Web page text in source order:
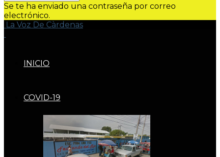
Se te ha enviado una contraseña por correo
electrónico.
La Voz De Càrdenas
INICIO
COVID-19